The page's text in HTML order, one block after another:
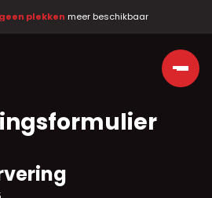
geen plekken meer beschikbaar